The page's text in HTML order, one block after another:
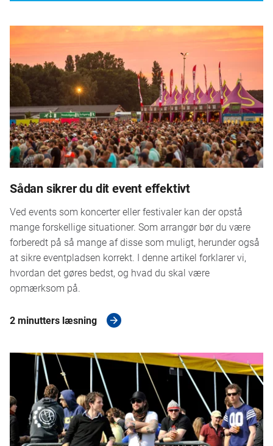
Sådan sikrer du dit event effektivt
Ved events som koncerter eller festivaler kan der opstå
mange forskellige situationer. Som arrangør bør du være
forberedt på så mange af disse som muligt, herunder også
at sikre eventpladsen korrekt. I denne artikel forklarer vi,
hvordan det gøres bedst, og hvad du skal være
opmærksom på.
2 minutters læsning